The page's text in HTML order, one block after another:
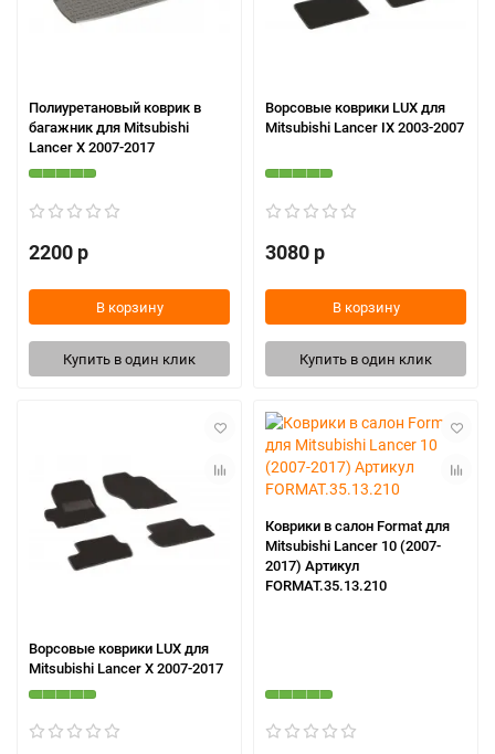
Полиуретановый коврик в
багажник для Mitsubishi
Lancer X 2007-2017
2200 р
В корзину
Купить в один клик
Ворсовые коврики LUX для
Mitsubishi Lancer IX 2003-2007
3080 р
В корзину
Купить в один клик
Ворсовые коврики LUX для
Mitsubishi Lancer X 2007-2017
Коврики в салон Format для
Mitsubishi Lancer 10 (2007-
2017) Артикул
FORMAT.35.13.210